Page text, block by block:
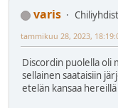
varis
tammikuu 28, 2023,
Discordin puolella oli
sellainen saataisiin
etelän kansaa